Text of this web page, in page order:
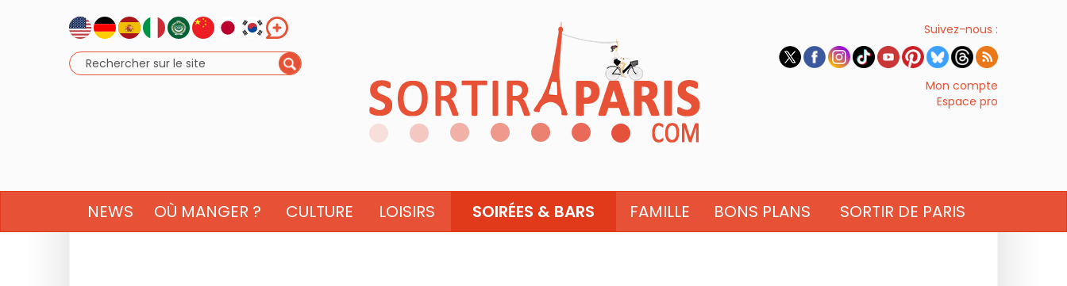
Suivez-nous :
Mon compte
Espace pro
NEWS OÙ MANGER ? CULTURE LOISIRS SOIRÉES & BARS FAMILLE BONS PLANS SORTIR DE PARIS